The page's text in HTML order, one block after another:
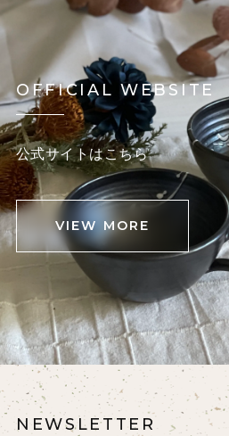
OFFICIAL WEBSITE
公式サイトはこちら
VIEW MORE
NEWSLETTER